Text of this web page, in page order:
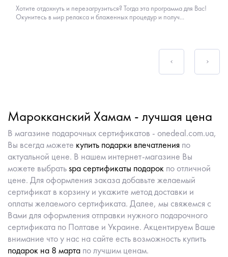
Хотите отдохнуть и перезагрузиться? Тогда эта программа для Вас!
Окунитесь в мир релакса и блаженных процедур и получ...
Марокканский Хамам - лучшая цена
В магазине подарочных сертификатов - onedeal.com.ua,
Вы всегда можете купить подарки впечатления по
актуальной цене. В нашем интернет-магазине Вы
можете выбратьspa сертификаты подарок по отличной
цене. Для оформления заказа добавьте желаемый
сертификат в корзину и укажите метод доставки и
оплаты желаемого сертификата. Далее, мы свяжемся с
Вами для оформления отправки нужного подарочного
сертификата по Полтаве и Украине. Акцентируем Ваше
внимание что у нас на сайте есть возможность купить
подарок на 8 марта по лучшим ценам.